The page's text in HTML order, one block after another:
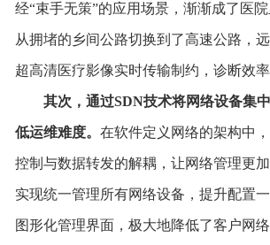
经“束手无策”的应用场景，渐渐成了医
从拥堵的乡间公路切换到了高速公路，
超高清医疗影像实时传输制约，诊断效率
其次，通过SDN技术将网络设备集
低运维难度。 在软件定义网络的架构中
控制与数据转发的解耦，让网络管理更
实现统一管理所有网络设备，提升配置
图形化管理界面，极大地降低了客户网